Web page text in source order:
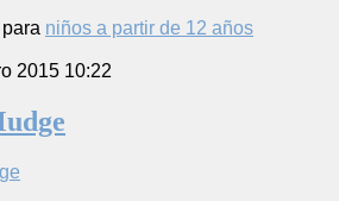
niños a partir de 12 años
2015 10:22